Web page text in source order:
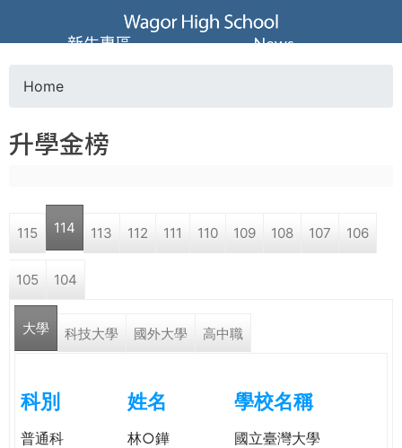
Jump to navigation
葳
格
高
學
o
a
r
e
e
Home
升學金榜
115 114 113 112 111 110 109 108 107 106
105 104
大學 科技大學 國外大學 高中職
科別 姓名 學校名稱
普通科 林○鏵
國立臺灣大學
新生專區 News